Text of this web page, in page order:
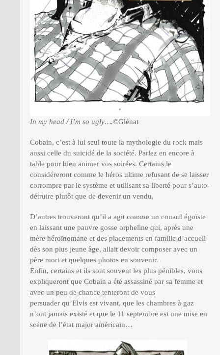
In my head / I’m so ugly….©Glénat
Cobain, c’est à lui seul toute la mythologie du rock mais
aussi celle du suicidé de la société. Parlez en encore à
table pour bien animer vos soirées. Certains le
considéreront comme le héros ultime refusant de se laisser
corrompre par le système et utilisant sa liberté pour s’auto-
détruire plutôt que de devenir un vendu.
D’autres trouveront qu’il a agit comme un couard égoïste
en laissant une pauvre gosse orpheline qui, après une
mère héroïnomane et des placements en famille d’accueil
dès son plus jeune âge, allait devoir composer avec un
père mort et quelques photos en souvenir.
Enfin, certains et ils sont souvent les plus pénibles, vous
expliqueront que Cobain a été assassiné par sa femme et
avec un peu de chance tenteront de vous
persuader qu’Elvis est vivant, que les chambres à gaz
n’ont jamais existé et que le 11 septembre est une mise en
scène de l’état major américain…